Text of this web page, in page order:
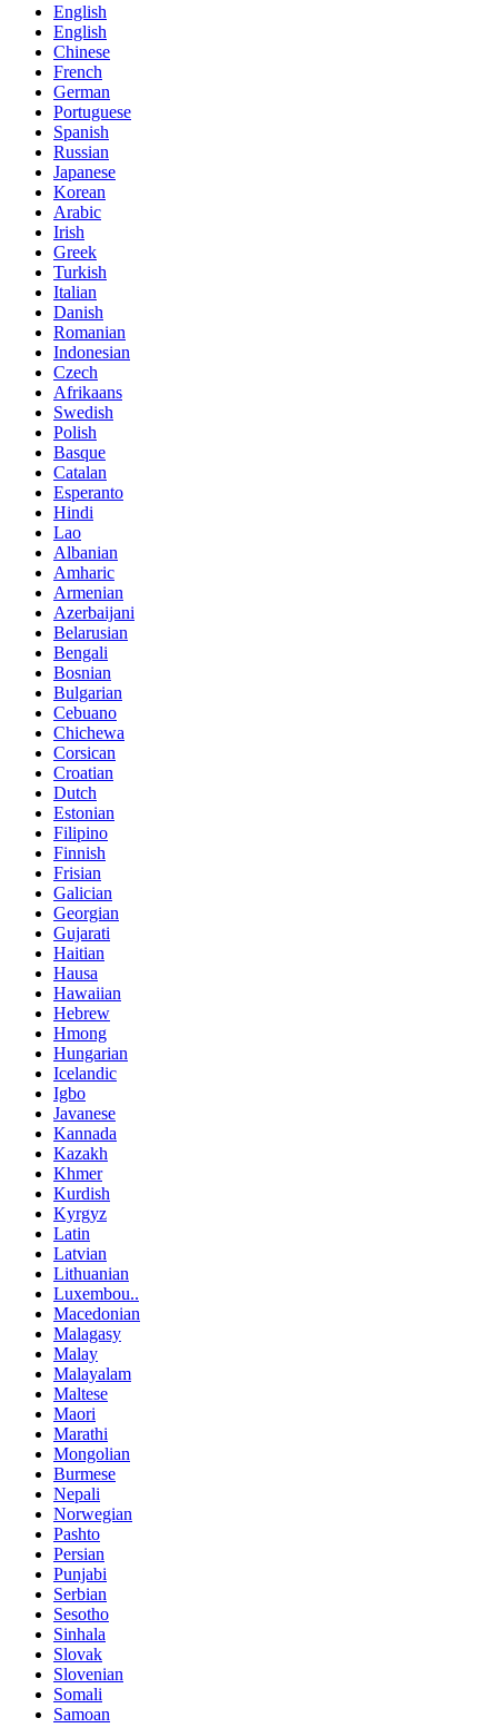
English
English
Chinese
French
German
Portuguese
Spanish
Russian
Japanese
Korean
Arabic
Irish
Greek
Turkish
Italian
Danish
Romanian
Indonesian
Czech
Afrikaans
Swedish
Polish
Basque
Catalan
Esperanto
Hindi
Lao
Albanian
Amharic
Armenian
Azerbaijani
Belarusian
Bengali
Bosnian
Bulgarian
Cebuano
Chichewa
Corsican
Croatian
Dutch
Estonian
Filipino
Finnish
Frisian
Galician
Georgian
Gujarati
Haitian
Hausa
Hawaiian
Hebrew
Hmong
Hungarian
Icelandic
Igbo
Javanese
Kannada
Kazakh
Khmer
Kurdish
Kyrgyz
Latin
Latvian
Lithuanian
Luxembou..
Macedonian
Malagasy
Malay
Malayalam
Maltese
Maori
Marathi
Mongolian
Burmese
Nepali
Norwegian
Pashto
Persian
Punjabi
Serbian
Sesotho
Sinhala
Slovak
Slovenian
Somali
Samoan